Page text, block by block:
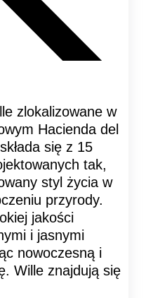
zlokalizowane w
Hacienda del
się z 15
tak,
styl życia w
przyrody.
jakości
i jasnymi
nowoczesną i
Wille znajdują się